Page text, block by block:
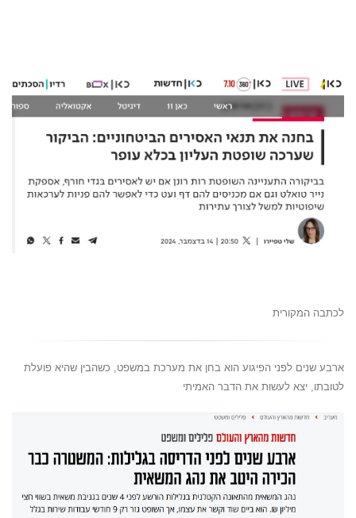
לכתבה המקורית
ארבע שנים לפני הפיגוע הוא בחן את מערכת במשפט, כשהבין שהיא פועלת
לטובתו, יצא לעשות את הדבר האמיתי